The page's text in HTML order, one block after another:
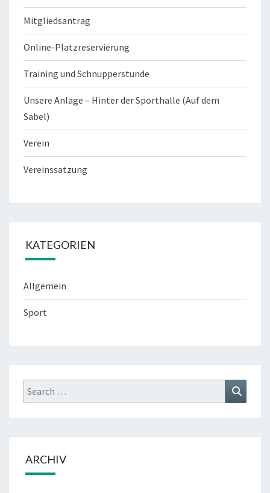
Mitgliedsantrag
Online-Platzreservierung
Training und Schnupperstunde
Unsere Anlage – Hinter der Sporthalle (Auf dem
Sabel)
Verein
Vereinssatzung
KATEGORIEN
Allgemein
Sport
Search
for:
ARCHIV